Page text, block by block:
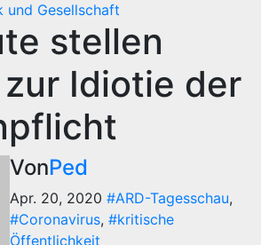
und Gesellschaft
stellen
Idiotie der
VonPed
Apr. 20, 2020 #ARD-Tagesschau,
#Coronavirus, #kritische
Öffentlichkeit